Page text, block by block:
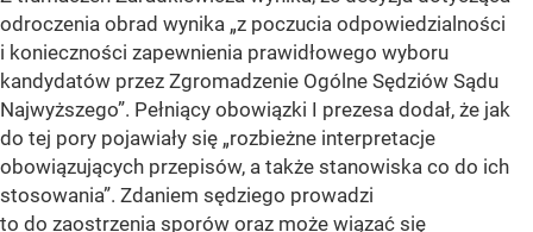
odroczenia obrad wynika „z poczucia odpowiedzialności
i konieczności zapewnienia prawidłowego wyboru
kandydatów przez Zgromadzenie Ogólne Sędziów Sądu
Najwyższego”. Pełniący obowiązki I prezesa dodał, że jak
do tej pory pojawiały się „rozbieżne interpretacje
obowiązujących przepisów, a także stanowiska co do ich
stosowania”. Zdaniem sędziego prowadzi
to do zaostrzenia sporów oraz może wiązać się